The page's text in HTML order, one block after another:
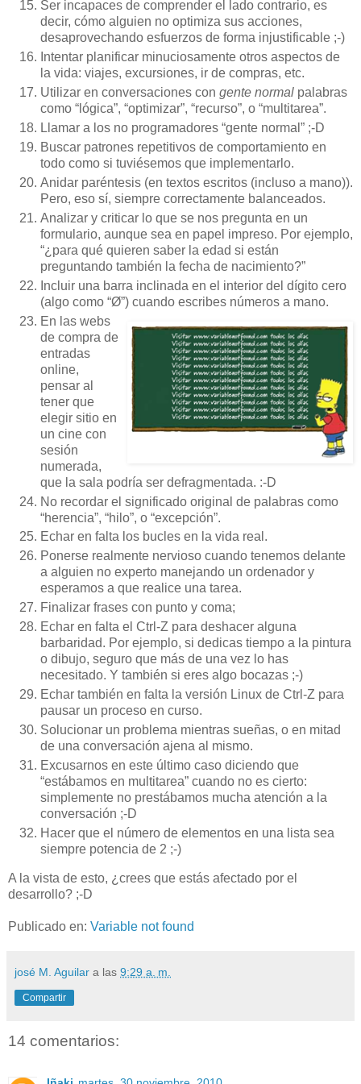
Ser incapaces de comprender el lado contrario, es
decir, cómo alguien no optimiza sus acciones,
desaprovechando esfuerzos de forma injustificable ;-)
Intentar planificar minuciosamente otros aspectos de
la vida: viajes, excursiones, ir de compras, etc.
Utilizar en conversaciones con gente normal palabras
como “lógica”, “optimizar”, “recurso”, o “multitarea”.
Llamar a los no programadores “gente normal” ;-D
Buscar patrones repetitivos de comportamiento en
todo como si tuviésemos que implementarlo.
Anidar paréntesis (en textos escritos (incluso a mano)).
Pero, eso sí, siempre correctamente balanceados.
Analizar y criticar lo que se nos pregunta en un
formulario, aunque sea en papel impreso. Por ejemplo,
“¿para qué quieren saber la edad si están
preguntando también la fecha de nacimiento?”
Incluir una barra inclinada en el interior del dígito cero
(algo como “Ø”) cuando escribes números a mano.
En las webs
de compra de
entradas
online,
pensar al
tener que
elegir sitio en
un cine con
sesión
numerada,
que la sala podría ser defragmentada. :-D
No recordar el significado original de palabras como
“herencia”, “hilo”, o “excepción”.
Echar en falta los bucles en la vida real.
Ponerse realmente nervioso cuando tenemos delante
a alguien no experto manejando un ordenador y
esperamos a que realice una tarea.
Finalizar frases con punto y coma;
Echar en falta el Ctrl-Z para deshacer alguna
barbaridad. Por ejemplo, si dedicas tiempo a la pintura
o dibujo, seguro que más de una vez lo has
necesitado. Y también si eres algo bocazas ;-)
Echar también en falta la versión Linux de Ctrl-Z para
pausar un proceso en curso.
Solucionar un problema mientras sueñas, o en mitad
de una conversación ajena al mismo.
Excusarnos en este último caso diciendo que
“estábamos en multitarea” cuando no es cierto:
simplemente no prestábamos mucha atención a la
conversación ;-D
Hacer que el número de elementos en una lista sea
siempre potencia de 2 ;-)
A la vista de esto, ¿crees que estás afectado por el
desarrollo? ;-D
Publicado en: Variable not found
josé M. Aguilar a las 9:29 a. m.
Compartir
14 comentarios: